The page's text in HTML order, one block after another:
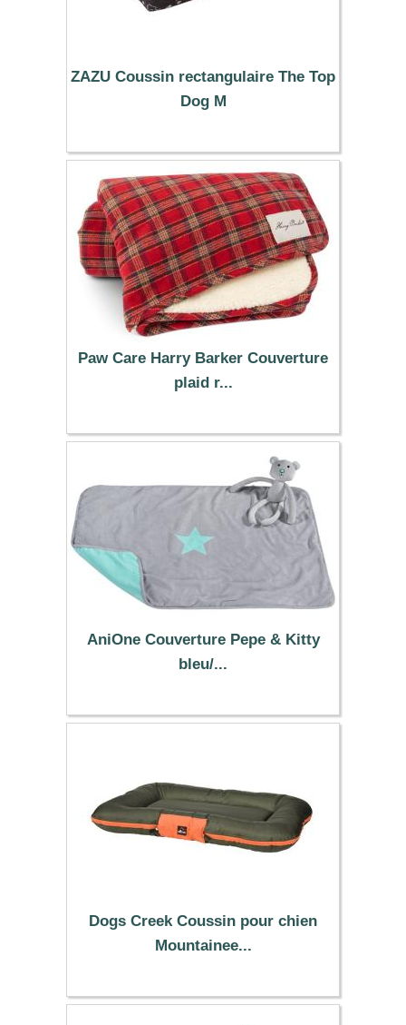
ZAZU Coussin rectangulaire The Top
Dog M
24.99 €
Paw Care Harry Barker Couverture
plaid r...
39.99 €
AniOne Couverture Pepe & Kitty
bleu/...
20.99 €
Dogs Creek Coussin pour chien
Mountainee...
83.30 €